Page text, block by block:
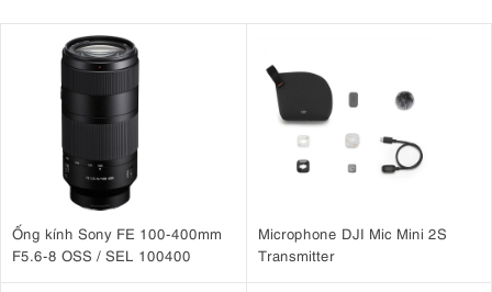
Ống kính Sony FE 100-400mm
F5.6-8 OSS / SEL 100400
Microphone DJI Mic Mini 2S
Transmitter